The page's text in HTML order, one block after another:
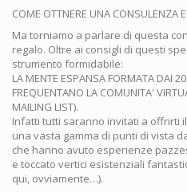
COME OTTNERE UNA CONSULENZA
Ma torniamo a parlare di questa
regalo. Oltre ai consigli di questi
strumento formidabile:
LA MENTE ESPANSA FORMATA DAI
FREQUENTANO LA COMUNITA'
MAILING LIST).
Infatti tutti saranno invitati a offrirti
una vasta gamma di punti di vista
che hanno avuto esperienze
e toccato vertici esistenziali
qui, ovviamente…).